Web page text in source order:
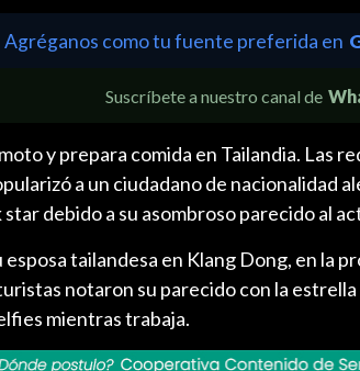
Agréganos como tu fuente preferida en
Suscríbete a nuestro canal de
y prepara comida en Tailandia. Las
a un ciudadano de nacionalidad
debido a su asombroso parecido al
tailandesa en Klang Dong, en la
notaron su parecido con la
mientras trabaja.